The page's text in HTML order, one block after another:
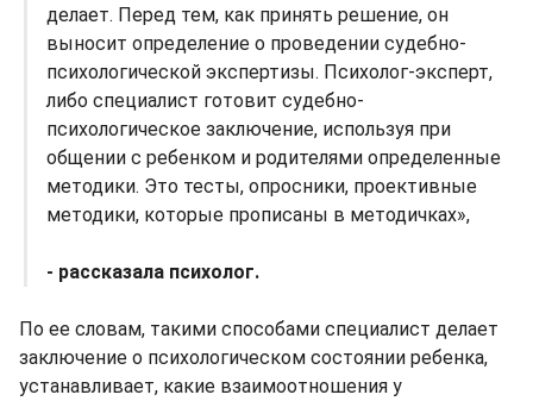
делает. Перед тем, как принять решение, он
выносит определение о проведении судебно-
психологической экспертизы. Психолог-эксперт,
либо специалист готовит судебно-
психологическое заключение, используя при
общении с ребенком и родителями определенные
методики. Это тесты, опросники, проективные
методики, которые прописаны в методичках»,
- рассказала психолог.
По ее словам, такими способами специалист делает
заключение о психологическом состоянии ребенка,
устанавливает, какие взаимоотношения у